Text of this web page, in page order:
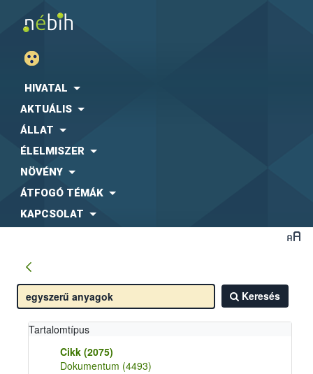
HIVATAL
AKTUÁLIS
ÁLLAT
ÉLELMISZER
NÖVÉNY
ÁTFOGÓ TÉMÁK
KAPCSOLAT
Keresés
Tartalomtípus
Cikk (2075)
Dokumentum (4493)